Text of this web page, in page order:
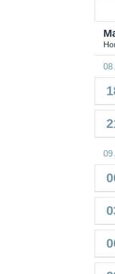
08
09